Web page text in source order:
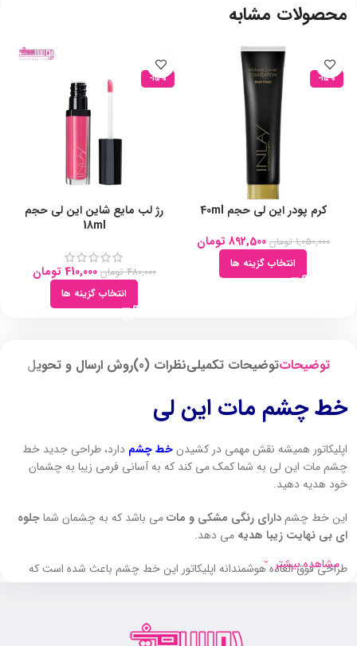
محصولات مشابه
-15%
کرم پودر این لی حجم 40ml
1,050,000 تومان 892,500 تومان
انتخاب گزینه ها
-15%
رژ لب مایع شاین این لی حجم
18ml
480,000 تومان 410,000 تومان
انتخاب گزینه ها
توضیحاتتوضیحات تکمیلینظرات (0) روش ارسال و تحویل
خط چشم مات این لی
اپلیکاتور همیشه نقش مهمی در کشیدنخط چشم دارد، طراحی جدید خط
چشم مات این لی به شما کمک می کند که به آسانی فرمی زیبا به چشمان
خود هدیه دهید.
این خط چشمدارای رنگی مشکی و ماتمی باشد که به چشمان شماجلوه
ای بی نهایت زیبا هدیه می دهد.
طراحی فوق العاده هوشمندانه اپلیکاتور این خط چشم باعث شده است که
بتوانید به راحتی آن را در دست بگیرید بدون اینکه هنگام کشیدن خط چشم
دارای سریی مویی بسیار ظریفی
مشاهده بیشتر